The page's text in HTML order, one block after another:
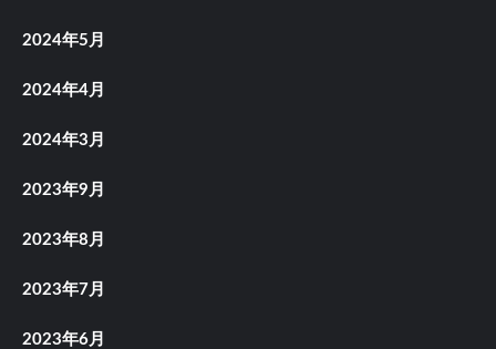
2024年5月
2024年4月
2024年3月
2023年9月
2023年8月
2023年7月
2023年6月